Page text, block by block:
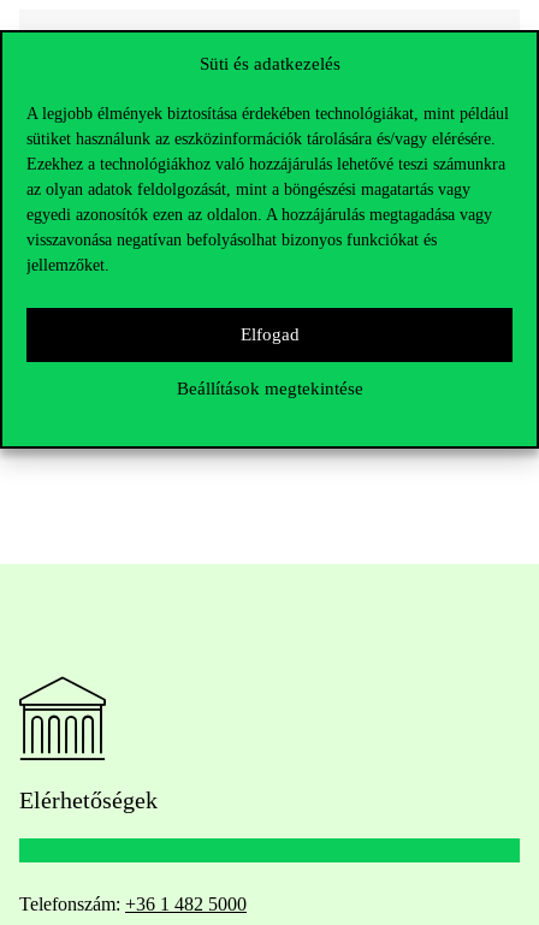
Süti és adatkezelés
A legjobb élmények biztosítása érdekében technológiákat, mint például
sütiket használunk az eszközinformációk tárolására és/vagy elérésére.
Ezekhez a technológiákhoz való hozzájárulás lehetővé teszi számunkra
az olyan adatok feldolgozását, mint a böngészési magatartás vagy
egyedi azonosítók ezen az oldalon. A hozzájárulás megtagadása vagy
visszavonása negatívan befolyásolhat bizonyos funkciókat és
jellemzőket.
Elfogad
Beállítások megtekintése
Elérhetőségek
Telefonszám: +36 1 482 5000